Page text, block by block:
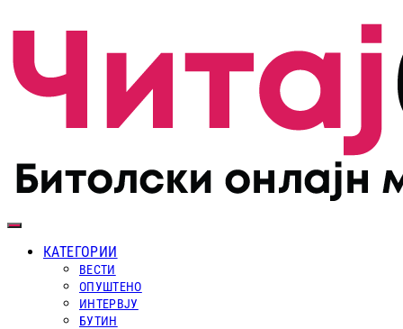
КАТЕГОРИИ
ВЕСТИ
ОПУШТЕНО
ИНТЕРВЈУ
БУТИН